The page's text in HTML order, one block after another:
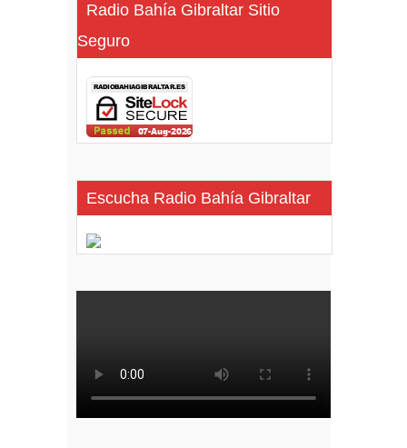
Radio Bahía Gibraltar Sitio
Seguro
Escucha Radio Bahía Gibraltar